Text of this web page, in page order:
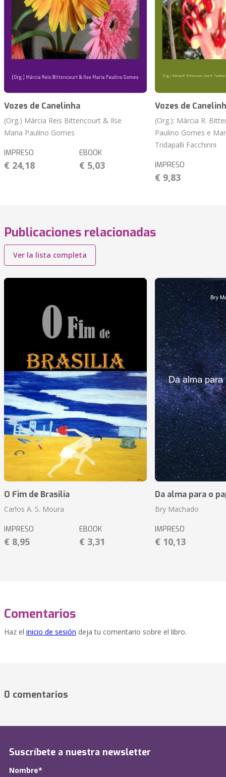
Vozes de Canelinha
(Org.) Márcia Reis Bittencourt & Ilse
Maria Paulino Gomes
IMPRESO
€ 24,18
EBOOK
€ 5,03
Vozes de
(Org.): Márcia R.
Paulino Gomes e
Tridapalli Facchinni
IMPRESO
€ 9,83
Publicaciones relacionadas
Ver la lista completa
O Fim de Brasilia
Carlos A. S. Moura
IMPRESO
€ 8,95
EBOOK
€ 3,31
Da alma para o
Bry Machado
IMPRESO
€ 10,13
Comentarios
Haz el inicio de sesión deja tu comentario sobre el libro.
0 comentarios
Suscríbete a nuestra newsletter
Nombre*